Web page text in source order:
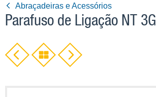
Abraçadeiras e Acessórios
Parafuso de Ligação NT 3G